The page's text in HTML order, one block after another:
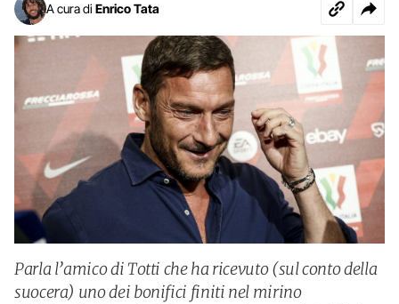
A cura di Enrico Tata
Parla l’amico di Totti che ha ricevuto (sul conto della
suocera) uno dei bonifici finiti nel mirino